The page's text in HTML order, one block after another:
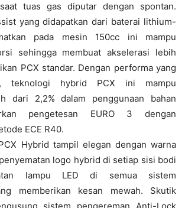
tuas gas diputar dengan spontan.
yang didapatkan dari baterai lithium-
pada mesin 150cc ini mampu
sehingga membuat akselerasi lebih
PCX standar. Dengan performa yang
teknologi hybrid PCX ini mampu
dari 2,2% dalam penggunaan bahan
pengetesan EURO 3 dengan
ECE R40.
Hybrid tampil elegan dengan warna
logo hybrid di setiap sisi bodi
lampu LED di semua sistem
memberikan kesan mewah. Skutik